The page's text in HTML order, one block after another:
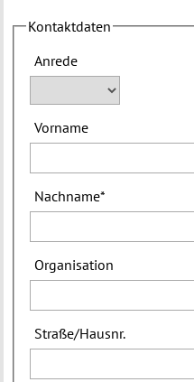
Kontaktdaten
Anrede
Vorname
Nachname*
Organisation
Straße/Hausnr.